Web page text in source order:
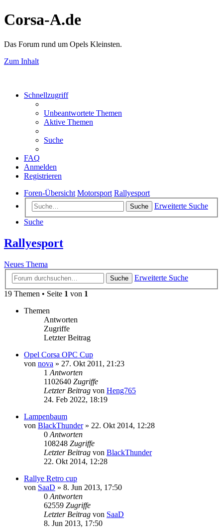
Corsa-A.de
Das Forum rund um Opels Kleinsten.
Zum Inhalt
Schnellzugriff
Unbeantwortete Themen
Aktive Themen
Suche
FAQ
Anmelden
Registrieren
Foren-Übersicht Motorsport Rallyesport
Suche
Erweiterte Suche
Suche
Rallyesport
Neues Thema
Suche
Erweiterte Suche
19 Themen • Seite 1 von 1
Themen
Antworten
Zugriffe
Letzter Beitrag
Opel Corsa OPC Cup
von nova » 27. Okt 2011, 21:23
1 Antworten
1102640 Zugriffe
Letzter Beitrag von Heng765
24. Feb 2022, 18:19
Lampenbaum
von BlackThunder» 22. Okt 2014, 12:28
0 Antworten
108248 Zugriffe
Letzter Beitrag von BlackThunder
22. Okt 2014, 12:28
Rallye Retro cup
von SaaD » 8. Jun 2013, 17:50
0 Antworten
62559 Zugriffe
Letzter Beitrag von SaaD
8. Jun 2013, 17:50